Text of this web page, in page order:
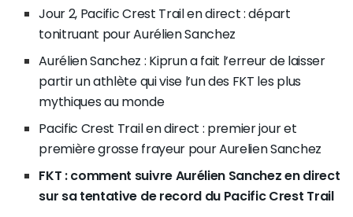
Jour 2, Pacific Crest Trail en direct : départ
tonitruant pour Aurélien Sanchez
Aurélien Sanchez : Kiprun a fait l’erreur de laisser
partir un athlète qui vise l’un des FKT les plus
mythiques au monde
Pacific Crest Trail en direct : premier jour et
première grosse frayeur pour Aurelien Sanchez
FKT : comment suivre Aurélien Sanchez en direct
sur sa tentative de record du Pacific Crest Trail